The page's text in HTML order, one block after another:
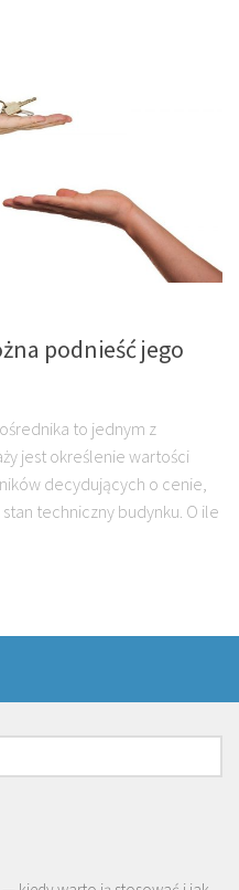
podnieść jego
to jednym z
jest określenie wartości
decydujących o cenie,
techniczny budynku. O ile